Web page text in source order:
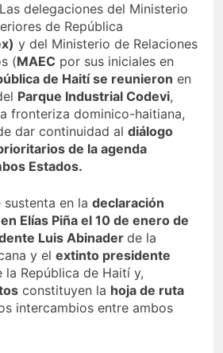
delegaciones del Ministerio
de República
y del Ministerio de Relaciones
(MAEC por sus iniciales en
de Haití se reunieron en
Parque Industrial Codevi,
fronteriza dominico-haitiana,
dar continuidad al diálogo
de la agenda
Estados.
sustenta en la declaración
Elías Piña el 10 de enero de
Luis Abinader de la
y el extinto presidente
la República de Haití y,
constituyen la hoja de ruta
intercambios entre ambos